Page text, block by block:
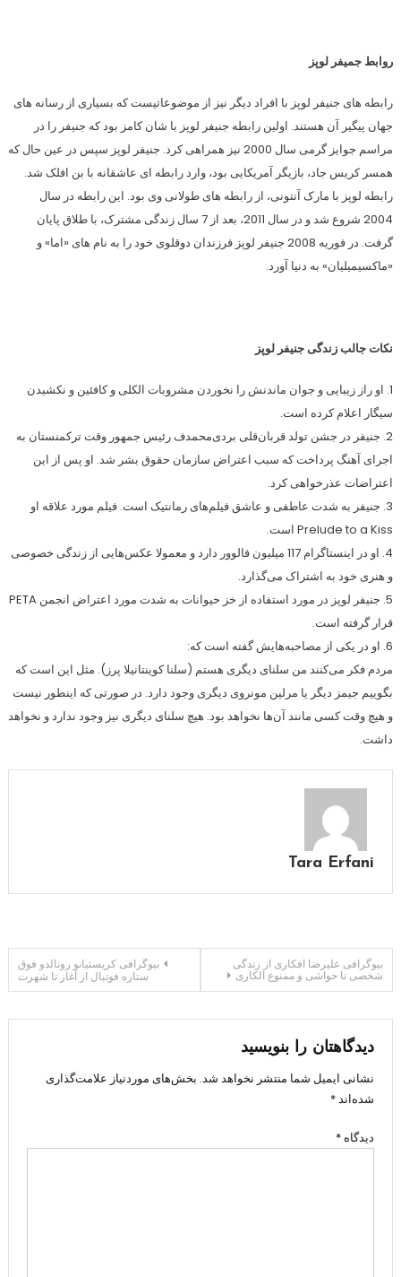
روابط جمیفر لوپز
رابطه های جنیفر لوپز با افراد دیگر نیز از موضوعاتیست که بسیاری از رسانه های
جهان پیگیر آن هستند. اولین رابطه جنیفر لوپز با شان کامز بود که جنیفر را در
مراسم جوایز گرمی سال 2000 نیز همراهی کرد. جنیفر لوپز سپس در عین حال که
همسر کریس جاد، بازیگر آمریکایی بود، وارد رابطه ای عاشقانه با بن افلک شد.
رابطه لوپز با مارک آنتونی، از رابطه های طولانی وی بود. این رابطه در سال
2004 شروع شد و در سال 2011، بعد از 7 سال زندگی مشترک، با طلاق پایان
گرفت. در فوریه 2008 جنیفر لوپز فرزندان دوقلوی خود را به نام های «اما» و
«ماکسیمیلیان» به دنیا آورد.
نکات جالب زندگی جنیفر لوپز
1. او راز زیبایی و جوان ماندنش را نخوردن مشروبات الکلی و کافئین و نکشیدن
سیگار اعلام کرده است.
2. جنیفر در جشن تولد قربان‌قلی بردی‌محمدف رئیس جمهور وقت ترکمنستان به
اجرای آهنگ پرداخت که سبب اعتراض سازمان حقوق بشر شد. او پس از این
اعتراضات عذرخواهی کرد.
3. جنیفر به شدت عاطفی و عاشق فیلم‌های رمانتیک است. فیلم مورد علاقه او
Prelude to a Kiss است.
4. او در اینستاگرام 117 میلیون فالوور دارد و معمولا عکس‌هایی از زندگی خصوصی
و هنری خود به اشتراک می‌گذارد.
5. جنیفر لوپز در مورد استفاده از خز حیوانات به شدت مورد اعتراض انجمن PETA
قرار گرفته است.
6. او در یکی از مصاحبه‌هایش گفته است که:
مردم فکر می‌کنند من سلنای دیگری هستم (سلنا کوینتانیلا پرز). مثل این است که
بگوییم جیمز دیگر یا مرلین مونروی دیگری وجود دارد. در صورتی که اینطور نیست
و هیچ وقت کسی مانند آن‌ها نخواهد بود. هیچ سلنای دیگری نیز وجود ندارد و نخواهد
داشت.
Tara Erfani
راهبری
بیوگرافی کریستیانو رونالدو فوق
ستاره فوتبال از آغاز تا شهرت
بیوگرافی علیرضا افکاری از زندگی
شخصی تا حواشی و ممنوع الکاری
دیدگاهتان را بنویسید
نشانی ایمیل شما منتشر نخواهد شد. بخش‌های موردنیاز علامت‌گذاری
شده‌اند*
دیدگاه *